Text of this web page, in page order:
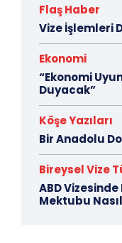
Flaş Haber
Vize İşlemleri
Ekonomi
“Ekonomi
Duyacak”
Köşe Yazıları
Bir Anadolu
Bireysel Vize
ABD
Mektubu Nasıl